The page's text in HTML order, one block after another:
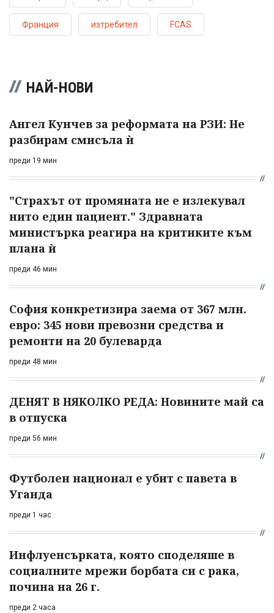
Франция изтребител FCAS
НАЙ-НОВИ
Ангел Кунчев за реформата на РЗИ: Не
разбирам смисъла ѝ
преди 19 мин
"Страхът от промяната не е излекувал
нито един пациент." Здравната
министърка реагира на критиките към
плана ѝ
преди 46 мин
София конкретизира заема от 367 млн.
евро: 345 нови превозни средства и
ремонти на 20 булеварда
преди 48 мин
ДЕНЯТ В НЯКОЛКО РЕДА: Новините май са
в отпуска
преди 56 мин
Футболен национал е убит с павета в
Уганда
преди 1 час
Инфлуенсърката, която споделяше в
социалните мрежи борбата си с рака,
почина на 26 г.
преди 2 часа